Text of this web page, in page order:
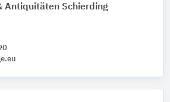
Antiquitäten Schierding